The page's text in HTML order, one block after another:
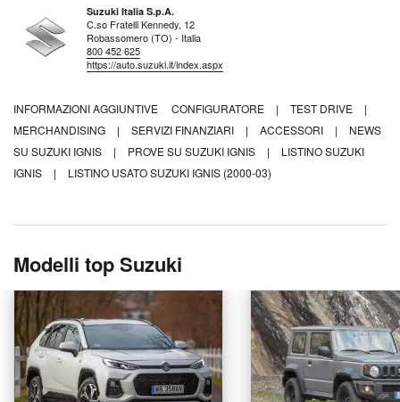
Suzuki Italia S.p.A.
C.so Fratelli Kennedy, 12
Robassomero (TO) - Italia
800 452 625
https://auto.suzuki.it/index.aspx
INFORMAZIONI AGGIUNTIVE CONFIGURATORE | TEST DRIVE
|
MERCHANDISING
| SERVIZI FINANZIARI | ACCESSORI |
NEWS
SU SUZUKI IGNIS
| PROVE SU SUZUKI IGNIS |
LISTINO SUZUKI
IGNIS
| LISTINO USATO SUZUKI IGNIS (2000-03)
Modelli top Suzuki